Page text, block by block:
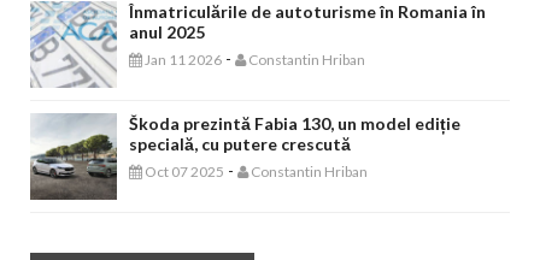
Înmatriculările de autoturisme în Romania în
anul 2025
Jan 11 2026 - Constantin Hriban
Škoda prezintă Fabia 130, un model ediție
specială, cu putere crescută
Oct 07 2025 - Constantin Hriban